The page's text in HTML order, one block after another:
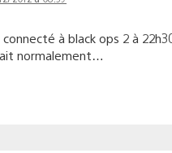
connecté à black ops 2 à
normalement…